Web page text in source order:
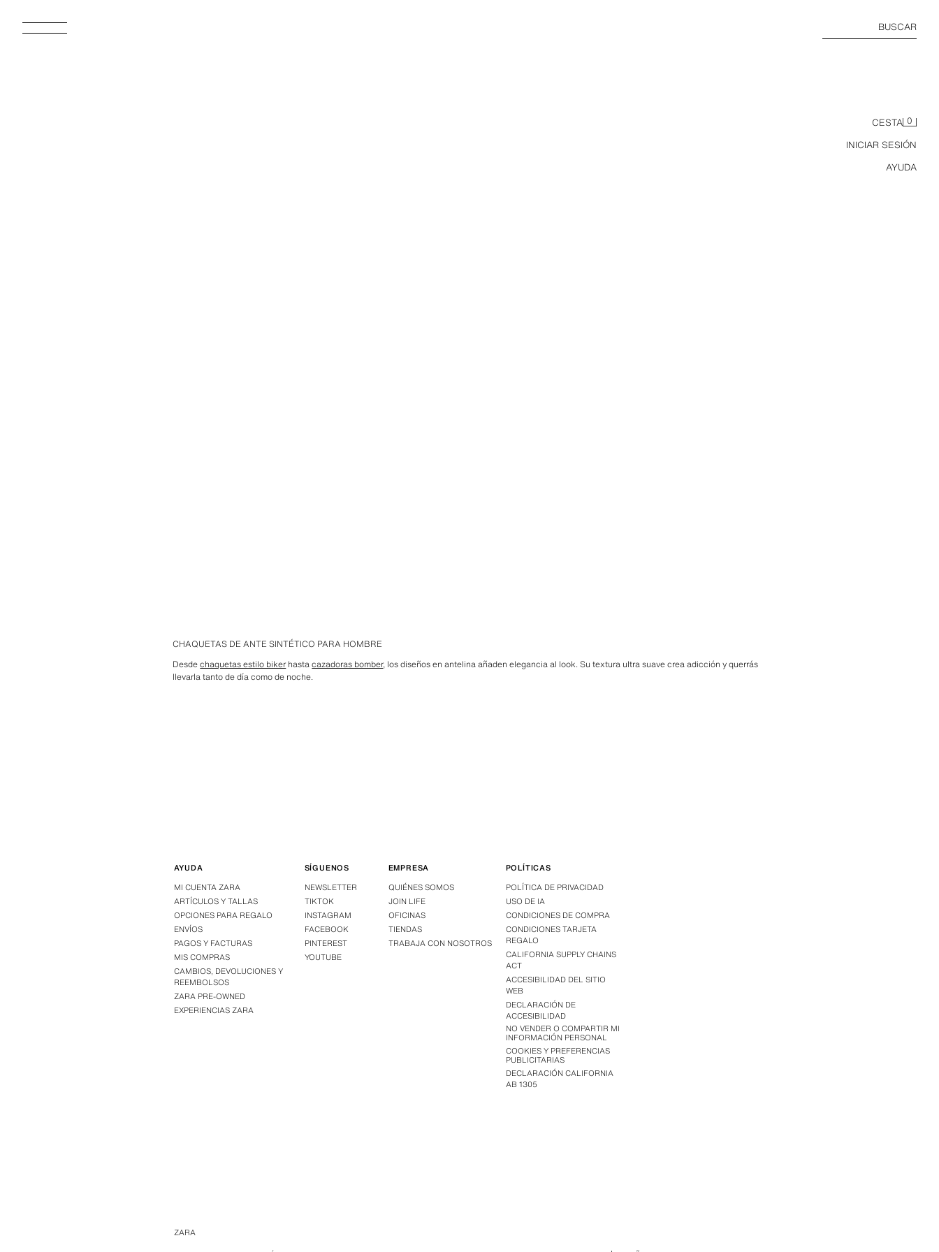
BUSCAR
CESTA 0
INICIAR SESIÓN
AYUDA
CHAQUETAS DE ANTE SINTÉTICO PARA HOMBRE
Desdechaquetas estilo biker hastacazadoras bomber, los diseños en antelina añaden elegancia al look. Su textura ultra suave crea adicción y querrás
llevarla tanto de día como de noche.
AYUDA
MI CUENTA ZARA
ARTÍCULOS Y TALLAS
OPCIONES PARA REGALO
ENVÍOS
PAGOS Y FACTURAS
MIS COMPRAS
CAMBIOS, DEVOLUCIONES Y
REEMBOLSOS
ZARA PRE-OWNED
EXPERIENCIAS ZARA
SÍGUENOS
NEWSLETTER
TIKTOK
INSTAGRAM
FACEBOOK
PINTEREST
YOUTUBE
EMPRESA
QUIÉNES SOMOS
JOIN LIFE
OFICINAS
TIENDAS
TRABAJA CON NOSOTROS
POLÍTICAS
POLÍTICA DE PRIVACIDAD
USO DE IA
CONDICIONES DE COMPRA
CONDICIONES TARJETA
REGALO
CALIFORNIA SUPPLY CHAINS
ACT
ACCESIBILIDAD DEL SITIO
WEB
DECLARACIÓN DE
ACCESIBILIDAD
NO VENDER O COMPARTIR MI
INFORMACIÓN PERSONAL
COOKIES Y PREFERENCIAS
PUBLICITARIAS
DECLARACIÓN CALIFORNIA
AB 1305
ZARA